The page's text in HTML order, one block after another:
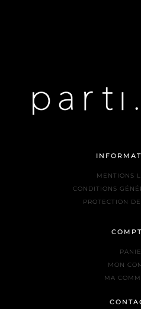
MENTIONS
CONDITIONS
PROTECTION
MON
MA